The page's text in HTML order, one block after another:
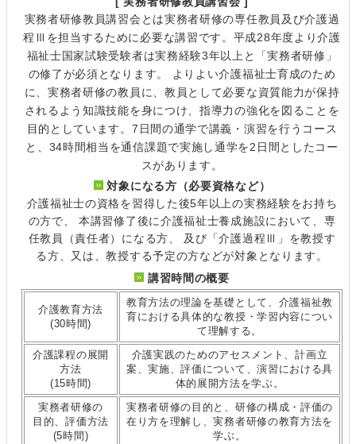
実務者研修教員講習会とは実務者研修の専任教員及び介護過
程Ⅲを担当するために必要な講習です。平成28年度より介護
福祉士国家試験受験者は実務経験3年以上と「実務者研修」
の修了が必須となります。 よりよい介護福祉士育成のため
に、実務者研修の教員に、教員として必要な資質能力が保持
されるよう知識技能を身につけ、指導力の強化を図ることを
目的としています。7日間の通学で講義・演習を行うコース
と、34時間相当を通信課題で実施し通学を2日間としたコー
スがあります。
対象になる方（必要資格など）
介護福祉士の資格を習得した後5年以上の実務経験をお持ち
の方で、 本講習修了後に介護福祉士養成施設において、専
任教員（責任者）になる方、 及び「介護過程Ⅲ」を教授す
る方、又は、教授する予定の方などが対象となります。
講習時間の概要
介護教育方法
(30時間)
教育方法の理論を基礎として、介護福祉教
育における具体的な教授・学習内容につい
て理解する。
介護課程の展開
方法
(15時間)
介護実践のためのアセスメント、計画立
案、実施、評価について、演習における具
体的展開方法を学ぶ。
実務者研修の
目的、評価方法
(5時間)
実務者研修の目的と、研修の構成・評価の
在り方を理解し、実務者研修の教育方法を
学ぶ。